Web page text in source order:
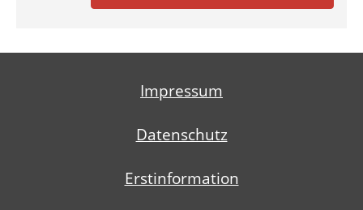
Impressum
Datenschutz
Erstinformation